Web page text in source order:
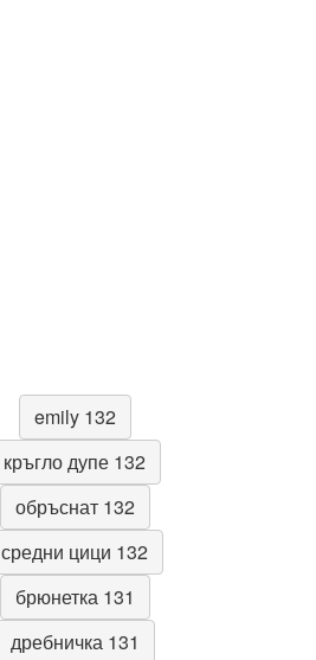
emily 132
кръгло дупе 132
обръснат 132
средни цици 132
брюнетка 131
дребничка 131